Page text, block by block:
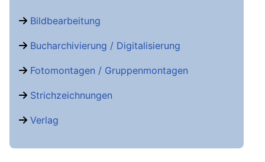
Bildbearbeitung
Bucharchivierung / Digitalisierung
Fotomontagen / Gruppenmontagen
Strichzeichnungen
Verlag